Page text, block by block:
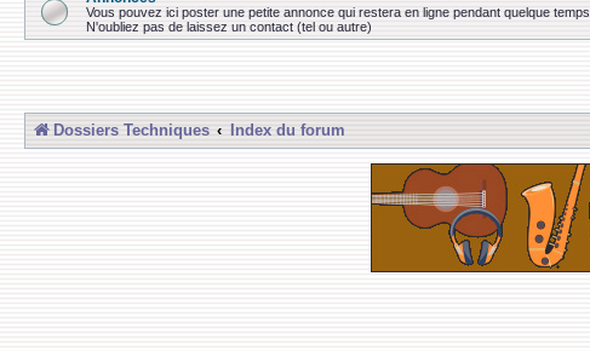
Vous pouvez ici poster une petite annonce qui restera en ligne pendant quelque temps.
N'oubliez pas de laissez un contact (tel ou autre)
Dossiers Techniques Index du forum